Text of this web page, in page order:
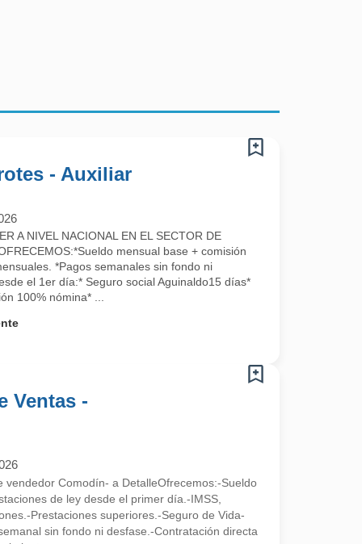
- Auxiliar
A NIVEL NACIONAL EN EL SECTOR DE
mensual base + comisión
*Pagos semanales sin fondo ni
el 1er día:* Seguro social Aguinaldo15 días*
100% nómina* ...
Ventas -
vendedor Comodín- a DetalleOfrecemos:-Sueldo
de ley desde el primer día.-IMSS,
Prestaciones superiores.-Seguro de Vida-
sin fondo ni desfase.-Contratación directa